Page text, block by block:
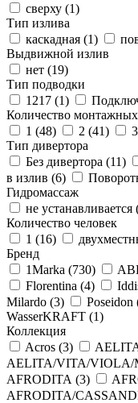
сверху (1)
Тип излива
каскадная (1)
Выдвижной излив
нет (19)
Тип подводки
1217 (1)
Количество монтажных
1 (48) 2 (41)
Тип дивертора
Без дивертора (11)
в излив (6)
Гидромассаж
не устанавливается
Количество человек
1 (16)
Бренд
1Marka (730)
Florentina (4)
Milardo (3) Poseidon
WasserKRAFT (1)
Коллекция
Acros (3)
AELITA/VITA/VIOLA/
AFRODITA (3)
AFRODITA/